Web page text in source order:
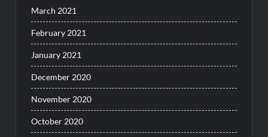
March 2021
February 2021
January 2021
December 2020
November 2020
October 2020